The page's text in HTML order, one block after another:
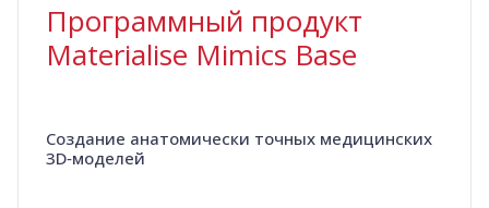
Программный продукт
Materialise Mimics Base
Создание анатомически точных медицинских
3D‑моделей